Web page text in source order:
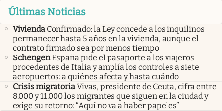
Últimas Noticias
Vivienda Confirmado: la Ley concede a los inquilinos
permanecer hasta 5 años en la vivienda, aunque el
contrato firmado sea por menos tiempo
SchengenEspaña pide el pasaporte a los viajeros
procedentes de Italia y amplía los controles a siete
aeropuertos: a quiénes afecta y hasta cuándo
Crisis migratoriaVivas, presidente de Ceuta, cifra entre
8.000 y 11.000 los migrantes que siguen en la ciudad y
exige su retorno: “Aquí no va a haber papeles”